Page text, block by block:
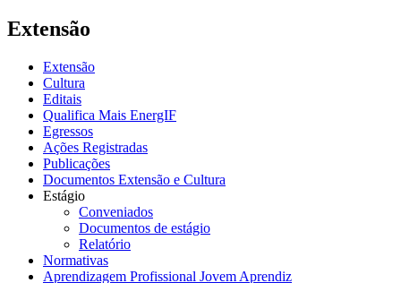
Extensão
Extensão
Cultura
Editais
Qualifica Mais EnergIF
Egressos
Ações Registradas
Publicações
Documentos Extensão e Cultura
Estágio
Conveniados
Documentos de estágio
Relatório
Normativas
Aprendizagem Profissional Jovem Aprendiz